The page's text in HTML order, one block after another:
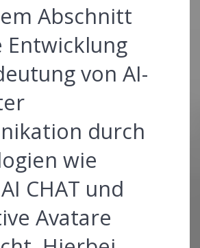
Abschnitt
von AI-
durch
wie
CHAT und
Avatare